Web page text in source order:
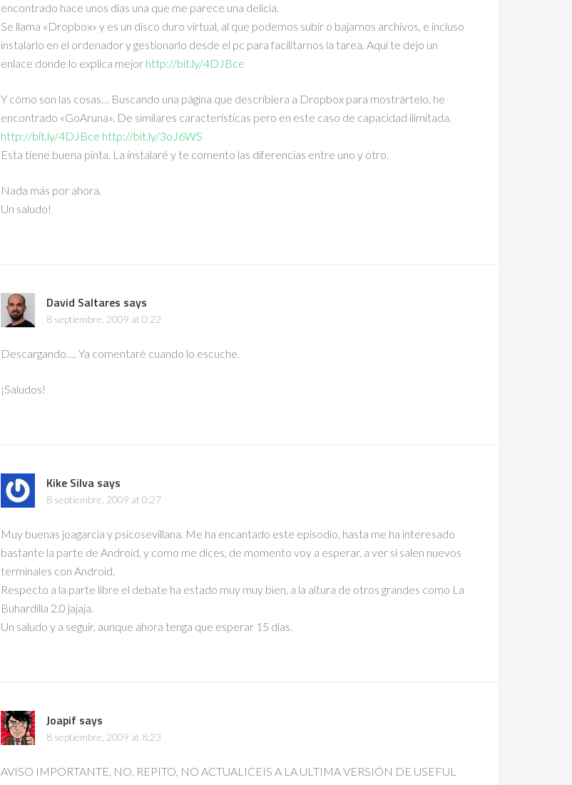
encontrado hace unos días una que me parece una delicia.
Se llama «Dropbox» y es un disco duro virtual, al que podemos subir o bajarnos archivos, e incluso
instalarlo en el ordenador y gestionarlo desde el pc para facilitarnos la tarea. Aquí te dejo un
enlace donde lo explica mejor http://bit.ly/4DJBce
Y cómo son las cosas… Buscando una página que describiera a Dropbox para mostrártelo, he
encontrado «GoAruna». De similares características pero en este caso de capacidad ilimitada.
http://bit.ly/4DJBce http://bit.ly/3oJ6WS
Esta tiene buena pinta. La instalaré y te comento las diferencias entre uno y otro.
Nada más por ahora.
Un saludo!
David Saltares says
8 septiembre, 2009 at 0:22
Descargando…. Ya comentaré cuando lo escuche.
¡Saludos!
Kike Silva says
8 septiembre, 2009 at 0:27
Muy buenas joagarcia y psicosevillana. Me ha encantado este episodio, hasta me ha interesado
bastante la parte de Android, y como me dices, de momento voy a esperar, a ver si salen nuevos
terminales con Android.
Respecto a la parte libre el debate ha estado muy muy bien, a la altura de otros grandes como La
Buhardilla 2.0 jajaja.
Un saludo y a seguir, aunque ahora tenga que esperar 15 días.
Joapif says
8 septiembre, 2009 at 8:23
AVISO IMPORTANTE, NO, REPITO, NO ACTUALICEIS A LA ULTIMA VERSIÓN DE USEFUL